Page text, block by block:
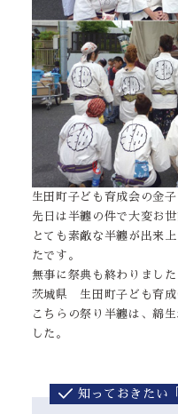
生田町子ども育成会の金子
先日は半纏の件で大変お世
とても素敵な半纏が出来
たです。
無事に祭典も終わりまし
茨城県 生田町子ども育
こちらの祭り半纏は、綿
した。
知っておきたい